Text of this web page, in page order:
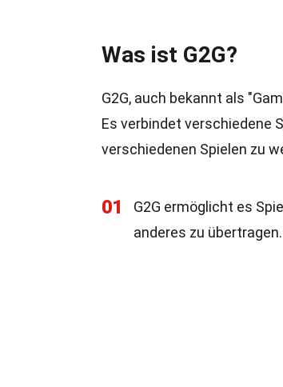
Was ist G2G?
G2G, auch bekannt als
Es verbindet verschiedene
verschiedenen Spielen zu
01
G2G ermöglicht es
anderes zu